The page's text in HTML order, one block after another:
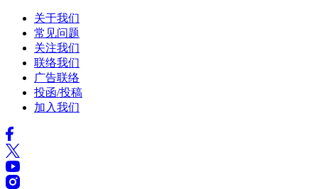
关于我们
常见问题
关注我们
联络我们
广告联络
投函/投稿
加入我们